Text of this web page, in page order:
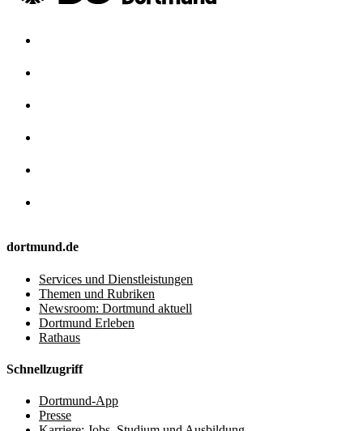
dortmund.de
Services und Dienstleistungen
Themen und Rubriken
Newsroom: Dortmund aktuell
Dortmund Erleben
Rathaus
Schnellzugriff
Dortmund-App
Presse